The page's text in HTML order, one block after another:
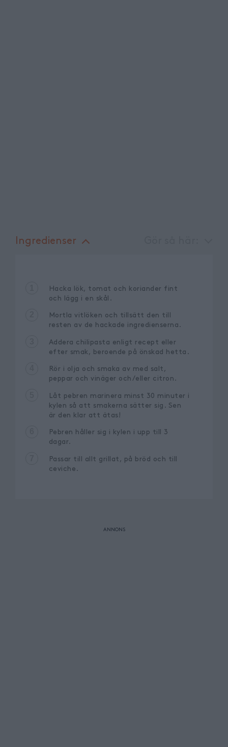
Ingredienser
Hacka lök, tomat och koriander fint
och lägg i en skål.
Mortla vitlöken och tillsätt den till
resten av de hackade ingredienserna.
Addera chilipasta enligt recept eller
efter smak, beroende på önskad hetta.
Rör i olja och smaka av med salt,
peppar och vinäger och/eller citron.
Låt pebren marinera minst 30 minuter i
kylen så att smakerna sätter sig. Sen
är den klar att ätas!
Pebren håller sig i kylen i upp till 3
dagar.
Passar till allt grillat, på bröd och till
ceviche.